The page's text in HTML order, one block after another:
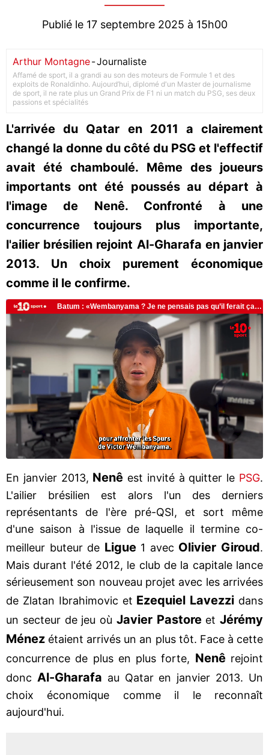
Publié le 17 septembre 2025 à 15h00
Arthur Montagne-Journaliste
Affamé de sport, il a grandi au son des moteurs de Formule 1 et des
exploits de Ronaldinho. Aujourd’hui, diplomé d'un Master de journalisme
de sport, il ne rate plus un Grand Prix de F1 ni un match du PSG, ses deux
passions et spécialités
L'arrivée du Qatar en 2011 a clairement
changé la donne du côté du PSG et l'effectif
avait été chamboulé. Même des joueurs
importants ont été poussés au départ à
l'image de Nenê. Confronté à une
concurrence toujours plus importante,
l'ailier brésilien rejoint Al-Gharafa en janvier
2013. Un choix purement économique
comme il le confirme.
En janvier 2013, Nenê est invité à quitter le PSG.
L'ailier brésilien est alors l'un des derniers
représentants de l'ère pré-QSI, et sort même
d'une saison à l'issue de laquelle il termine co-
meilleur buteur de Ligue 1 avec Olivier Giroud.
Mais durant l'été 2012, le club de la capitale lance
sérieusement son nouveau projet avec les arrivées
de Zlatan Ibrahimovic et Ezequiel Lavezzi dans
un secteur de jeu où Javier Pastoreet Jérémy
Ménez étaient arrivés un an plus tôt. Face à cette
concurrence de plus en plus forte, Nenê rejoint
donc Al-Gharafa au Qatar en janvier 2013. Un
choix économique comme il le reconnaît
aujourd'hui.